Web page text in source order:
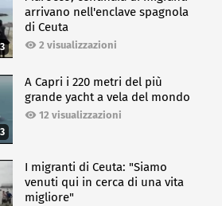
arrivano nell'enclave spagnola
di Ceuta
2 visualizzazioni
A Capri i 220 metri del più
grande yacht a vela del mondo
12 visualizzazioni
I migranti di Ceuta: "Siamo
venuti qui in cerca di una vita
migliore"